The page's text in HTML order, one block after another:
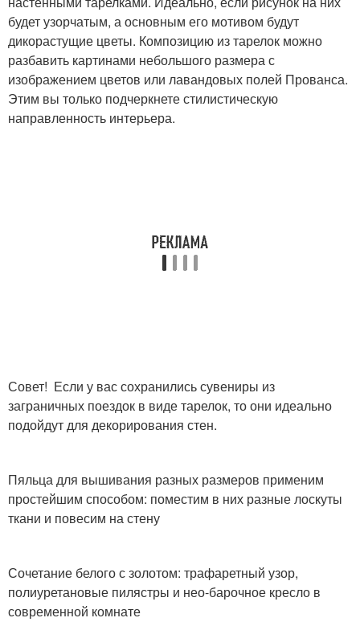
будет узорчатым, а основным его мотивом будут
дикорастущие цветы. Композицию из тарелок можно
разбавить картинами небольшого размера с
изображением цветов или лавандовых полей Прованса.
Этим вы только подчеркнете стилистическую
направленность интерьера.
Совет! Если у вас сохранились сувениры из
заграничных поездок в виде тарелок, то они идеально
подойдут для декорирования стен.
Пяльца для вышивания разных размеров применим
простейшим способом: поместим в них разные лоскуты
ткани и повесим на стену
Сочетание белого с золотом: трафаретный узор,
полиуретановые пилястры и нео-барочное кресло в
современной комнате